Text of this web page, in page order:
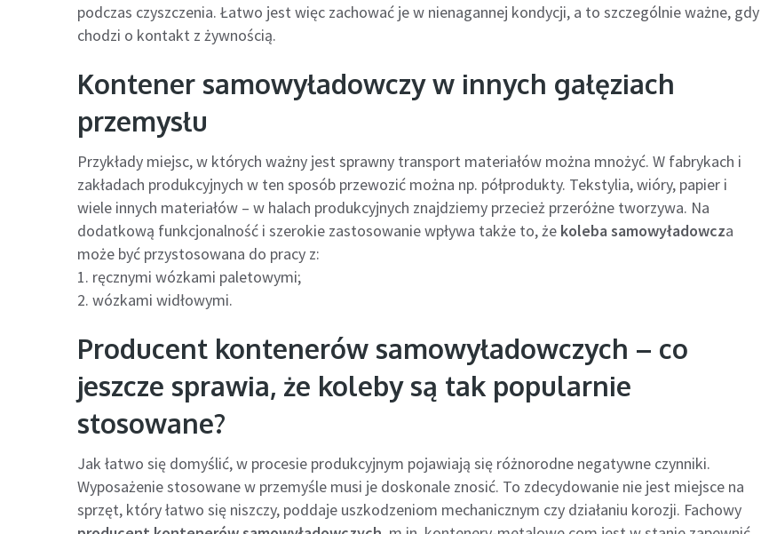
podczas czyszczenia. Łatwo jest więc zachować je w nienagannej kondycji, a to szczególnie ważne, gdy
chodzi o kontakt z żywnością.
Kontener samowyładowczy w innych gałęziach
przemysłu
Przykłady miejsc, w których ważny jest sprawny transport materiałów można mnożyć. W fabrykach i
zakładach produkcyjnych w ten sposób przewozić można np. półprodukty. Tekstylia, wióry, papier i
wiele innych materiałów – w halach produkcyjnych znajdziemy przecież przeróżne tworzywa. Na
dodatkową funkcjonalność i szerokie zastosowanie wpływa także to, że koleba samowyładowcza
może być przystosowana do pracy z:
1. ręcznymi wózkami paletowymi;
2. wózkami widłowymi.
Producent kontenerów samowyładowczych – co
jeszcze sprawia, że koleby są tak popularnie
stosowane?
Jak łatwo się domyślić, w procesie produkcyjnym pojawiają się różnorodne negatywne czynniki.
Wyposażenie stosowane w przemyśle musi je doskonale znosić. To zdecydowanie nie jest miejsce na
sprzęt, który łatwo się niszczy, poddaje uszkodzeniom mechanicznym czy działaniu korozji. Fachowy